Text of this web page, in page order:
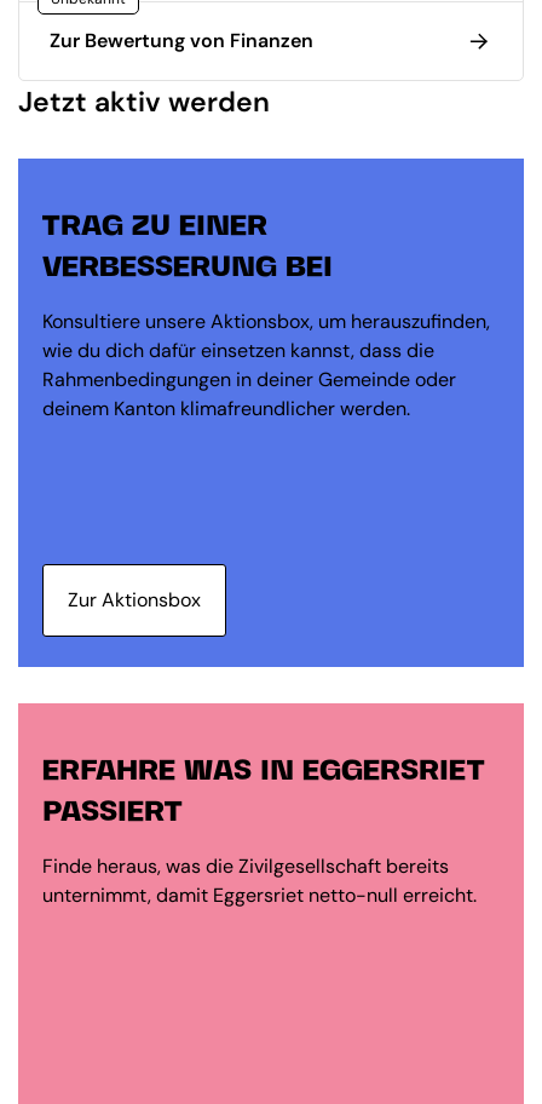
Zur Bewertung von Finanzen
Jetzt aktiv werden
TRAG ZU EINER
VERBESSERUNG BEI
Konsultiere unsere Aktionsbox, um herauszufinden,
wie du dich dafür einsetzen kannst, dass die
Rahmenbedingungen in deiner Gemeinde oder
deinem Kanton klimafreundlicher werden.
Zur Aktionsbox
ERFAHRE WAS IN EGGERSRIET
PASSIERT
Finde heraus, was die Zivilgesellschaft bereits
unternimmt, damit Eggersriet netto-null erreicht.